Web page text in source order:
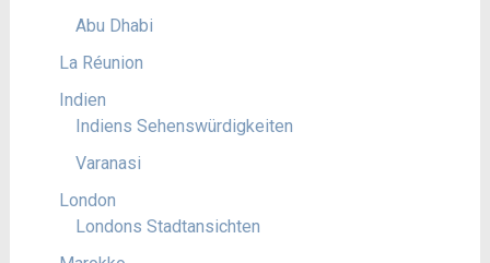
Abu Dhabi
La Réunion
Indien
Indiens Sehenswürdigkeiten
Varanasi
London
Londons Stadtansichten